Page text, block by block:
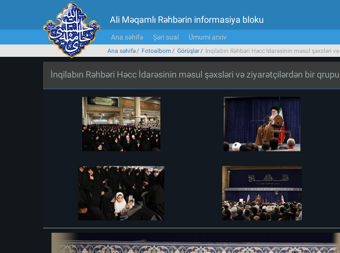
Ali Məqamlı Rəhbərin informasiya bloku
Ana səhifə Şəri sual Ümumi arxiv
Ana səhifə Fotoalbom Görüşlər İnqilabın Rəhbəri Həcc İdarəsinin məsul şəxsləri
İnqilabın Rəhbəri Həcc İdarəsinin məsul şəxsləri və ziyarətçilərdən bir